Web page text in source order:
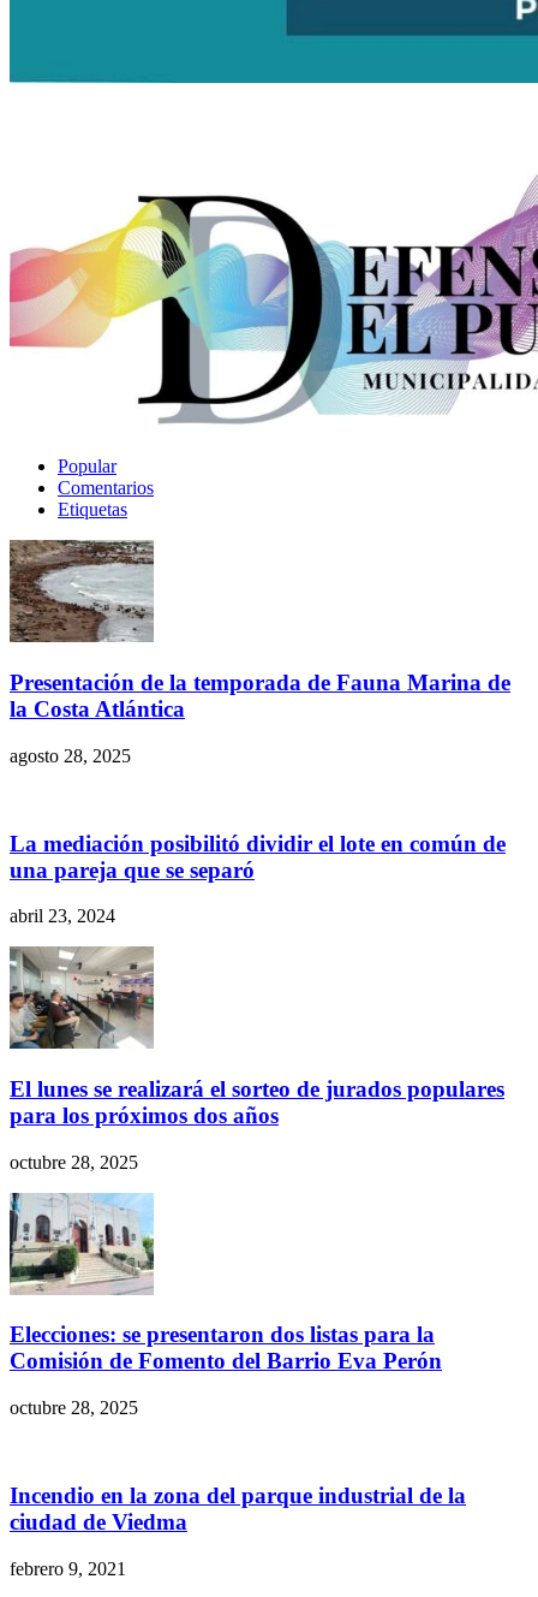
Popular
Comentarios
Etiquetas
Presentación de la temporada de Fauna Marina de
la Costa Atlántica
agosto 28, 2025
La mediación posibilitó dividir el lote en común de
una pareja que se separó
abril 23, 2024
El lunes se realizará el sorteo de jurados populares
para los próximos dos años
octubre 28, 2025
Elecciones: se presentaron dos listas para la
Comisión de Fomento del Barrio Eva Perón
octubre 28, 2025
Incendio en la zona del parque industrial de la
ciudad de Viedma
febrero 9, 2021